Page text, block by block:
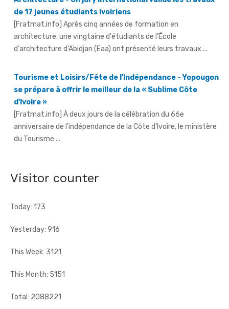
architecture, une vingtaine d'étudiants de l'École
d'architecture d'Abidjan (Eaa) ont présenté leurs travaux ...
Tourisme et Loisirs/Fête de l'Indépendance - Yopougon
d'Ivoire »
[Fratmat.info] À deux jours de la célébration du 66e
anniversaire de l'indépendance de la Côte d'Ivoire, le ministère
du Tourisme ...
Fête de l'indépendance - L'Inde à l'honneur, avec un
contingent militaire au défilé
Visitor counter
Today: 173
Yesterday: 916
This Week: 3121
This Month: 5151
Total: 2088221